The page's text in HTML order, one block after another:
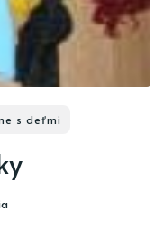
s deťmi